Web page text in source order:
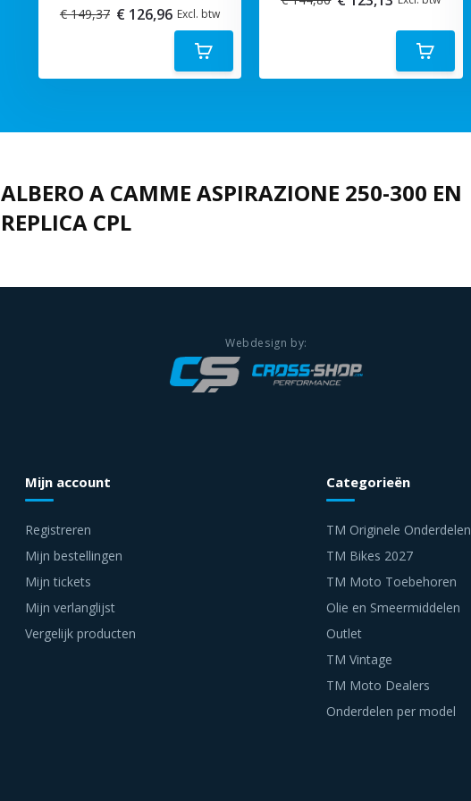
€ 149,37 € 126,96 Excl. btw
ALBERO A CAMME ASPIRAZIONE 250-300 EN
REPLICA CPL
Mijn account
Registreren
Mijn bestellingen
Mijn tickets
Mijn verlanglijst
Vergelijk producten
Categorieën
TM Originele Onderdelen
TM Bikes 2027
TM Moto Toebehoren
Olie en Smeermiddelen
Outlet
TM Vintage
TM Moto Dealers
Onderdelen per model